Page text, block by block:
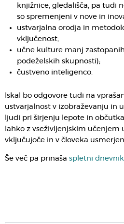
knjižnice, gledališča, pa tudi
so spremenjeni v nove in
ustvarjalna orodja in
vključenost;
učne kulture manj
podeželskih skupnosti);
čustveno inteligenco.
Iskal bo odgovore tudi na
ustvarjalnost v izobraževanju in
ljudi pri širjenju lepote in
lahko z vseživljenjskim
vključujoče in v človeka
Še več pa prinaša spletni dnevnik